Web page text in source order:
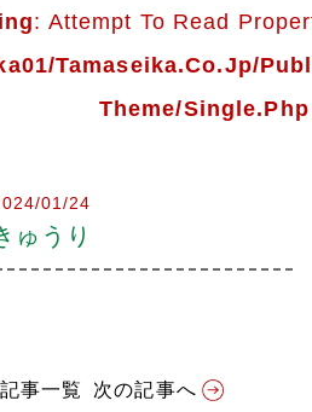
: Attempt To Read
tamaseika.co.jp/
Theme/single.php
01/24
ゅうり
記事一覧 次の記事へ